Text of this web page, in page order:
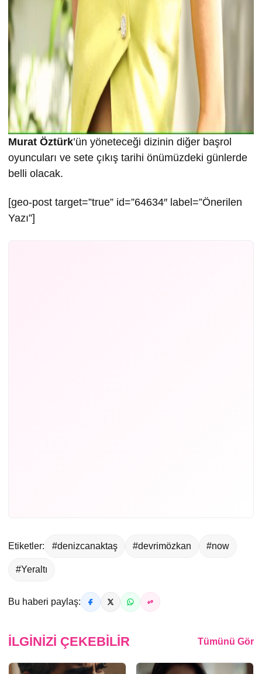
Murat Öztürk’ün yöneteceği dizinin diğer başrol
oyuncuları ve sete çıkış tarihi önümüzdeki günlerde
belli olacak.
[geo-post target=”true” id=”64634″ label=”Önerilen
Yazı”]
Etiketler: #denizcanaktaş #devrimözkan #now
#Yeraltı
Bu haberi paylaş:
İLGINIZI ÇEKEBILIR Tümünü Gör